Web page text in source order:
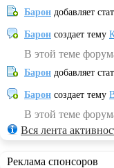
Барон добавляет
Барон создает тему
В этой теме
Барон добавляет
Барон создает тему
В этой теме
Вся лента
Реклама спонсоров